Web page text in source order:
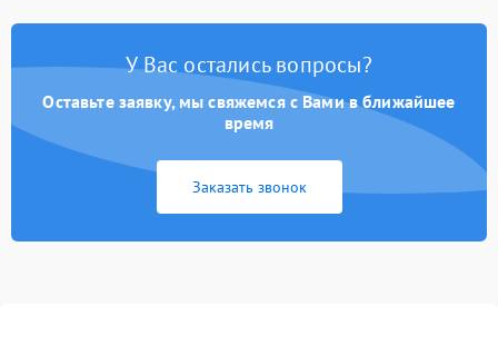
У Вас остались вопросы?
Оставьте заявку, мы свяжемся с Вами в ближайшее
время
Заказать звонок